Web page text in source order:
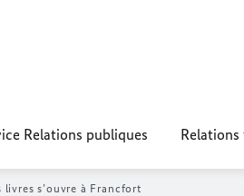
Relations publiques
livres s’ouvre à Francfort